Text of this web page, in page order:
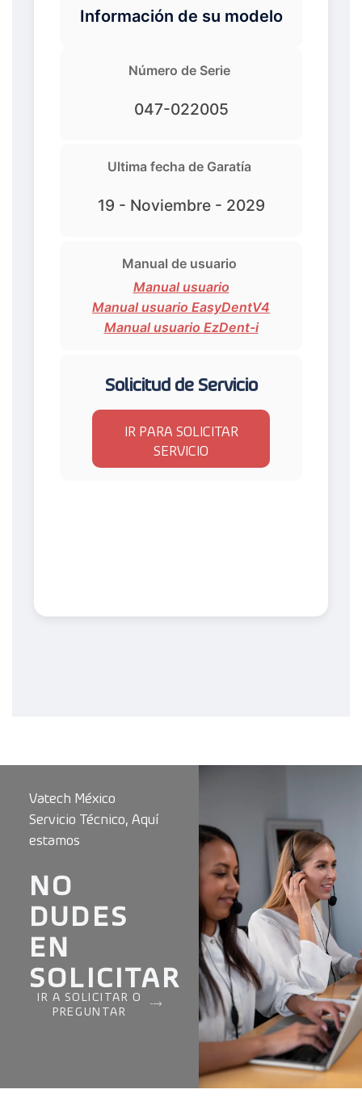
Información de su modelo
Número de Serie
047-022005
Ultima fecha de Garatía
19 - Noviembre - 2029
Manual de usuario
Manual usuario
Manual usuario EasyDentV4
Manual usuario EzDent-i
Solicitud de Servicio
IR PARA SOLICITAR
SERVICIO
Vatech México
Servicio Técnico, Aquí
estamos
NO
DUDES
EN
SOLICITAR
IR A SOLICITAR O
PREGUNTAR